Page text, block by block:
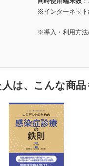
※インターネット
※導入・利用方法
は、こんな商品